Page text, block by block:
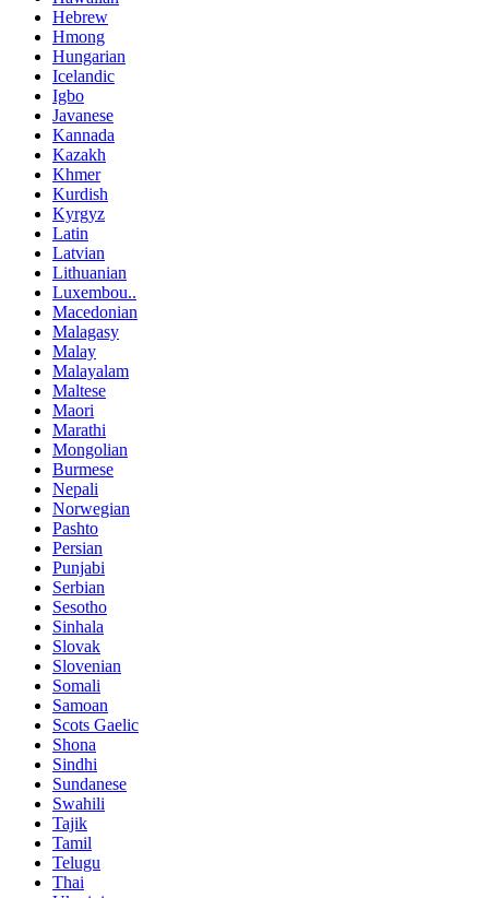
Hebrew
Hmong
Hungarian
Icelandic
Igbo
Javanese
Kannada
Kazakh
Khmer
Kurdish
Kyrgyz
Latin
Latvian
Lithuanian
Luxembou..
Macedonian
Malagasy
Malay
Malayalam
Maltese
Maori
Marathi
Mongolian
Burmese
Nepali
Norwegian
Pashto
Persian
Punjabi
Serbian
Sesotho
Sinhala
Slovak
Slovenian
Somali
Samoan
Scots Gaelic
Shona
Sindhi
Sundanese
Swahili
Tajik
Tamil
Telugu
Thai